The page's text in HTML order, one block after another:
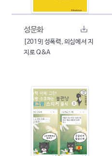
성문화
[2019] 성폭력, 의심에서 지
지로 Q&A